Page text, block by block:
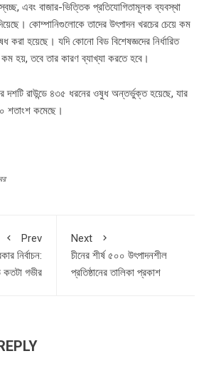
এবং বাজার-ভিত্তিক প্রতিযোগিতামূলক ব্যবস্থা
কোম্পানিগুলোকে তাদের উৎপাদন খরচের চেয়ে কম
করা হয়েছে। যদি কোনো বিড বিশেষজ্ঞদের নির্ধারিত
হয়, তবে তার কারণ ব্যাখ্যা করতে হবে।
দশটি রাউন্ডে ৪৩৫ ধরনের ওষুধ অন্তর্ভুক্ত হয়েছে, যার
শতাংশ কমেছে।
Prev
নির্বাচন:
কতটা গভীর
Next
চীনের শীর্ষ ৫০০ উৎপাদনশীল
প্রতিষ্ঠানের তালিকা প্রকাশ